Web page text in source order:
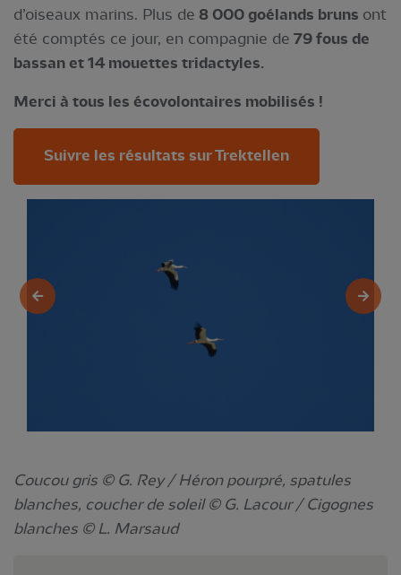
d’oiseaux marins. Plus de 8 000 goélands bruns ont
été comptés ce jour, en compagnie de 79 fous de
bassan et 14 mouettes tridactyles.
Merci à tous les écovolontaires mobilisés !
Suivre les résultats sur Trektellen
Coucou gris © G. Rey / Héron pourpré, spatules
blanches, coucher de soleil © G. Lacour / Cigognes
blanches © L. Marsaud